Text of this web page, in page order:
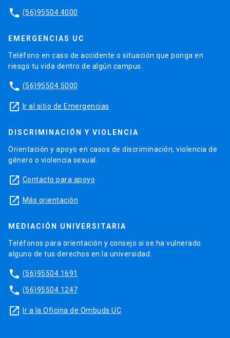
phone (56)95504 4000
EMERGENCIAS UC
Teléfono en caso de accidente o situación que ponga en
riesgo tu vida dentro de algún campus.
phone (56)95504 5000
launch Ir al sitio de Emergencias
DISCRIMINACIÓN Y VIOLENCIA
Orientación y apoyo en casos de discriminación, violencia de
género o violencia sexual.
launch Contacto para apoyo
launch Más orientación
MEDIACIÓN UNIVERSITARIA
Teléfonos para orientación y consejo si se ha vulnerado
alguno de tus derechos en la universidad.
phone (56)95504 1691
phone (56)95504 1247
launch Ir a la Oficina de Ombuds UC